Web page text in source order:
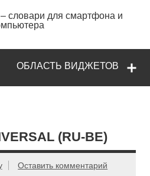
словари для смартфона и
ОБЛАСТЬ ВИДЖЕТОВ
(RU-BE)
Оставить комментарий